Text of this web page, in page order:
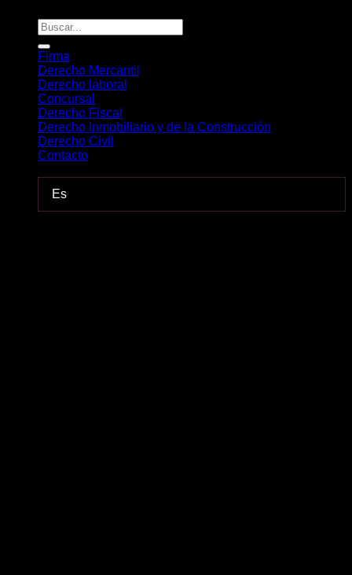
Firma
Derecho Mercantil
Derecho laboral
Concursal
Derecho Fiscal
Derecho Inmobiliario y de la Construcción
Derecho Civil
Contacto
Es